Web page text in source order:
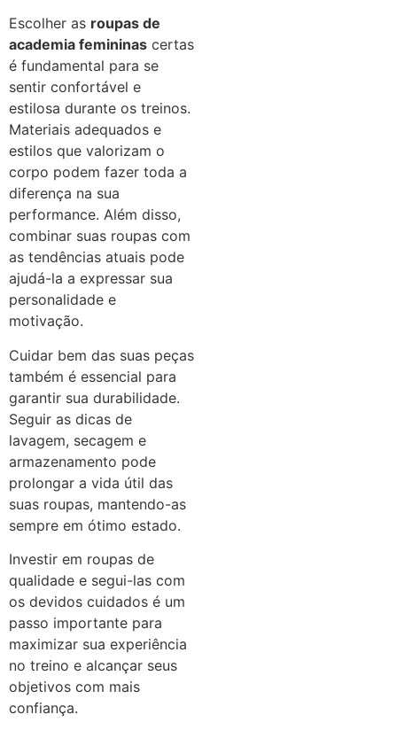
Escolher as roupas de
academia femininas certas
é fundamental para se
sentir confortável e
estilosa durante os treinos.
Materiais adequados e
estilos que valorizam o
corpo podem fazer toda a
diferença na sua
performance. Além disso,
combinar suas roupas com
as tendências atuais pode
ajudá-la a expressar sua
personalidade e
motivação.
Cuidar bem das suas peças
também é essencial para
garantir sua durabilidade.
Seguir as dicas de
lavagem, secagem e
armazenamento pode
prolongar a vida útil das
suas roupas, mantendo-as
sempre em ótimo estado.
Investir em roupas de
qualidade e segui-las com
os devidos cuidados é um
passo importante para
maximizar sua experiência
no treino e alcançar seus
objetivos com mais
confiança.